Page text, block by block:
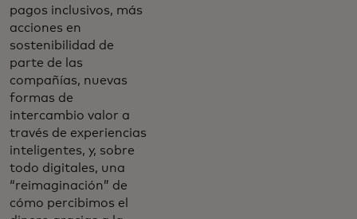
pagos inclusivos, más
acciones en
sostenibilidad de
parte de las
compañías, nuevas
formas de
intercambio valor a
través de experiencias
inteligentes, y, sobre
todo digitales, una
“reimaginación” de
cómo percibimos el